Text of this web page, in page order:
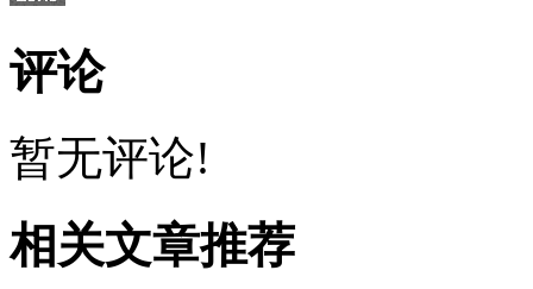
评论
暂无评论!
相关文章推荐